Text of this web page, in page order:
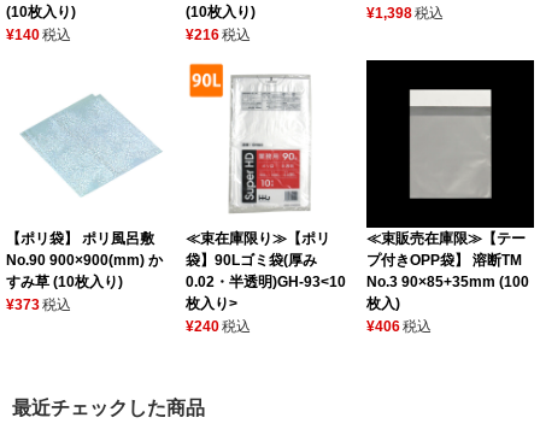
(10枚入り)
¥140税込
(10枚入り)
¥216税込
¥1,398税込
【ポリ袋】 ポリ風呂敷
No.90 900×900(mm) か
すみ草 (10枚入り)
¥373税込
≪束在庫限り≫【ポリ
袋】90Lゴミ袋(厚み
0.02・半透明)GH-93<10
枚入り>
¥240税込
≪束販売在庫限≫【テー
プ付きOPP袋】 溶断TM
No.3 90×85+35mm (100
枚入)
¥406税込
最近チェックした商品